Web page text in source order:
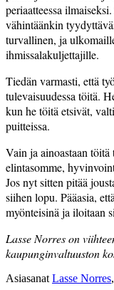
periaatteessa
vähintäänkin
turvallinen, ja
ihmissalakuljettajille.
Tiedän varmasti, että
tulevaisuudessa töitä.
kun he töitä etsivät,
puitteissa.
Vain ja ainoastaan
elintasomme,
Jos nyt sitten pitää
siihen lopu. Pääasia,
myönteisinä ja iloitaan
Lasse Norres on
kaupunginvaltuuston
Asiasanat Lasse Norres,